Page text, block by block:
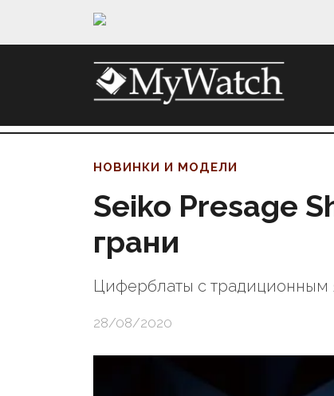
НОВИНКИ И МОДЕЛИ
Seiko Presage
грани
Циферблаты с традиционным
28/08/2020